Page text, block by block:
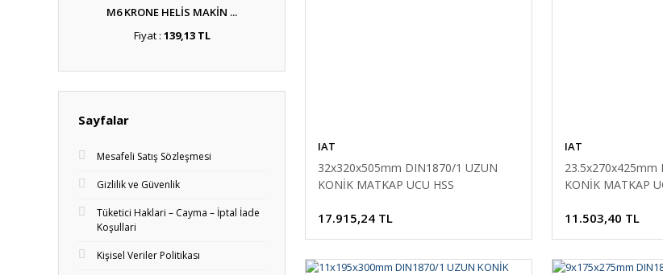
M6 KRONE HELİS MAKİN ...
Fiyat : 139,13 TL
Sayfalar
Mesafeli Satış Sözleşmesi
Gizlilik ve Güvenlik
Tüketici Haklari – Cayma – İptal İade
Koşullari
Kişisel Veriler Politikası
IAT
32x320x505mm DIN1870/1 UZUN
KONİK MATKAP UCU HSS
17.915,24 TL
IAT
23.5x270x425mm
KONİK MATKAP
11.503,40 TL